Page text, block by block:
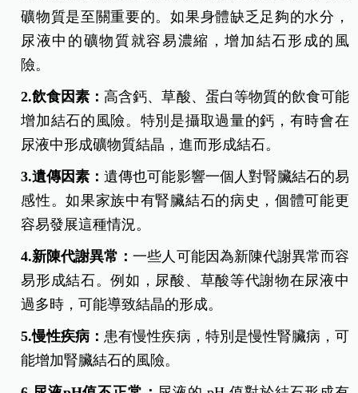
礦物質是至關重要的。如果身體缺乏足夠的水分，
尿液中的礦物質就容易濃縮，增加結石形成的風
險。
2.飲食因素：高含鈣、草酸、蛋白等物質的飲食可能
增加結石的風險。特別是攝取過量的鈣，有時會在
尿液中形成礦物質結晶，進而形成結石。
3.遺傳因素：遺傳也可能影響一個人對腎臟結石的易
感性。如果家族中有腎臟結石的病史，個體可能更
容易發展這種情況。
4.新陳代謝異常：一些人可能因為新陳代謝異常而容
易形成結石。例如，尿酸、草酸等代謝物在尿液中
過多時，可能導致結晶的形成。
5.慢性疾病： 患有慢性疾病，特別是慢性腎臟病，可
能增加腎臟結石的風險。